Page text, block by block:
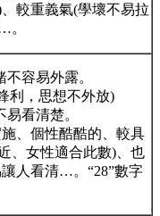
較重義氣(學壞不易拉
。
容易外露。
利，思想不外放)
看清楚。
、個性酷酷的、較具
、女性適合此數)、也
人看清…。“28”數字